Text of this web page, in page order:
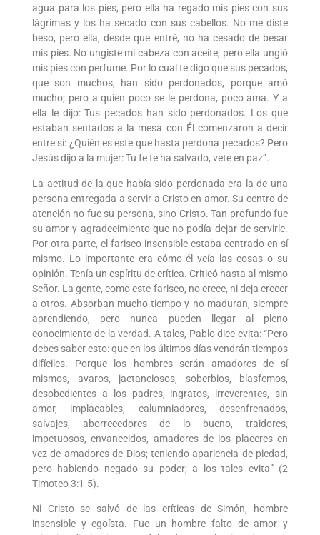
agua para los pies, pero ella ha regado mis pies con sus
lágrimas y los ha secado con sus cabellos. No me diste
beso, pero ella, desde que entré, no ha cesado de besar
mis pies. No ungiste mi cabeza con aceite, pero ella ungió
mis pies con perfume. Por lo cual te digo que sus pecados,
que son muchos, han sido perdonados, porque amó
mucho; pero a quien poco se le perdona, poco ama. Y a
ella le dijo: Tus pecados han sido perdonados. Los que
estaban sentados a la mesa con Él comenzaron a decir
entre sí: ¿Quién es este que hasta perdona pecados? Pero
Jesús dijo a la mujer: Tu fe te ha salvado, vete en paz”.
La actitud de la que había sido perdonada era la de una
persona entregada a servir a Cristo en amor. Su centro de
atención no fue su persona, sino Cristo. Tan profundo fue
su amor y agradecimiento que no podía dejar de servirle.
Por otra parte, el fariseo insensible estaba centrado en sí
mismo. Lo importante era cómo él veía las cosas o su
opinión. Tenía un espíritu de crítica. Criticó hasta al mismo
Señor. La gente, como este fariseo, no crece, ni deja crecer
a otros. Absorban mucho tiempo y no maduran, siempre
aprendiendo, pero nunca pueden llegar al pleno
conocimiento de la verdad. A tales, Pablo dice evita: “Pero
debes saber esto: que en los últimos días vendrán tiempos
difíciles. Porque los hombres serán amadores de sí
mismos, avaros, jactanciosos, soberbios, blasfemos,
desobedientes a los padres, ingratos, irreverentes, sin
amor, implacables, calumniadores, desenfrenados,
salvajes, aborrecedores de lo bueno, traidores,
impetuosos, envanecidos, amadores de los placeres en
vez de amadores de Dios; teniendo apariencia de piedad,
pero habiendo negado su poder; a los tales evita” (2
Timoteo 3:1-5).
Ni Cristo se salvó de las críticas de Simón, hombre
insensible y egoísta. Fue un hombre falto de amor y